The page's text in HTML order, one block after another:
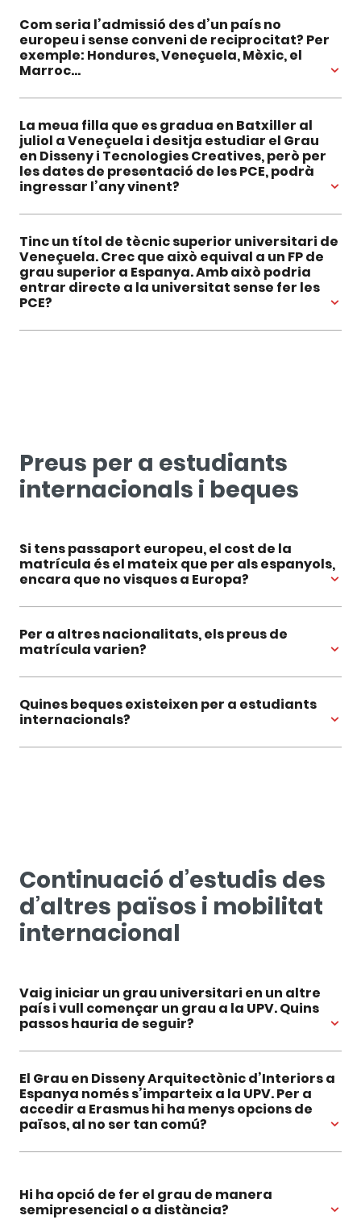
Com seria l’admissió des d’un país no
europeu i sense conveni de reciprocitat? Per
exemple: Hondures, Veneçuela, Mèxic, el
Marroc…
La meua filla que es gradua en Batxiller al
juliol a Veneçuela i desitja estudiar el Grau
en Disseny i Tecnologies Creatives, però per
les dates de presentació de les PCE, podrà
ingressar l’any vinent?
Tinc un títol de tècnic superior universitari de
Veneçuela. Crec que això equival a un FP de
grau superior a Espanya. Amb això podria
entrar directe a la universitat sense fer les
PCE?
Preus per a estudiants
internacionals i beques
Si tens passaport europeu, el cost de la
matrícula és el mateix que per als espanyols,
encara que no visques a Europa?
Per a altres nacionalitats, els preus de
matrícula varien?
Quines beques existeixen per a estudiants
internacionals?
Continuació d’estudis des
d’altres països i mobilitat
internacional
Vaig iniciar un grau universitari en un altre
país i vull començar un grau a la UPV. Quins
passos hauria de seguir?
El Grau en Disseny Arquitectònic d’Interiors a
Espanya només s’imparteix a la UPV. Per a
accedir a Erasmus hi ha menys opcions de
països, al no ser tan comú?
Hi ha opció de fer el grau de manera
semipresencial o a distància?